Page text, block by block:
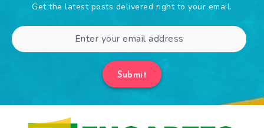
Get the latest posts delivered right to your email.
Submit